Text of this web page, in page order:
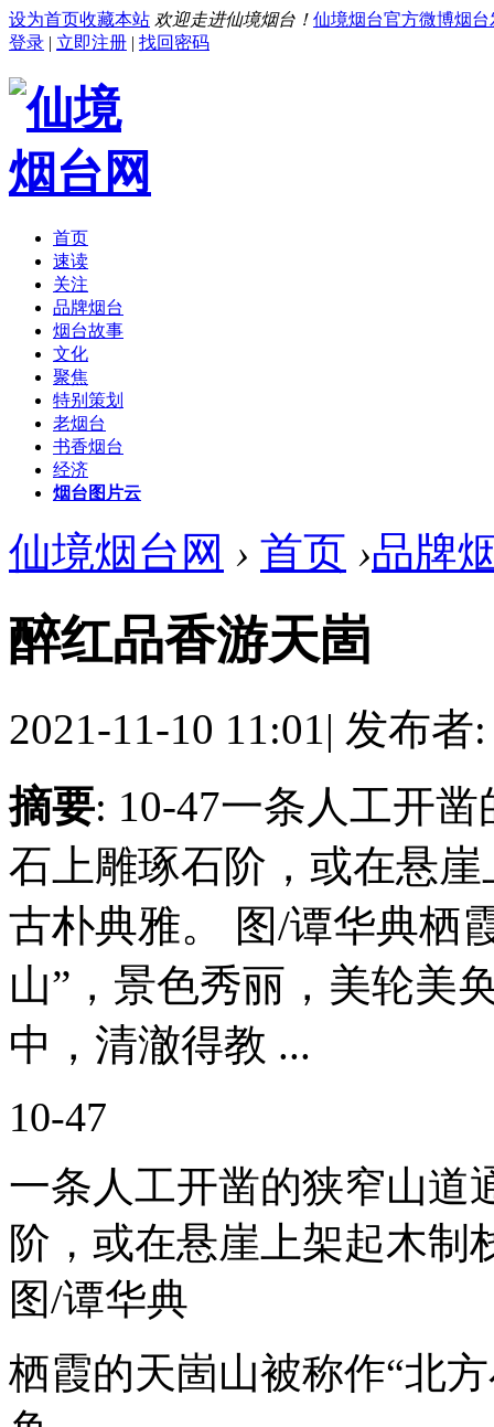
设为首页收藏本站 欢迎走进仙境烟台！ 仙境烟台官方微博烟台
登录 | 立即注册 | 找回密码
首页
速读
关注
品牌烟台
烟台故事
文化
聚焦
特别策划
老烟台
书香烟台
经济
烟台图片云
仙境烟台网 › 首页 ›品牌
醉红品香游天崮
2021-11-10 11:01| 发布者
摘要: 10-47一条人工开
石上雕琢石阶，或在悬
古朴典雅。 图/谭华典栖
山”，景色秀丽，美轮美
中，清澈得教 ...
10-47
一条人工开凿的狭窄山道
阶，或在悬崖上架起木
图/谭华典
栖霞的天崮山被称作“北